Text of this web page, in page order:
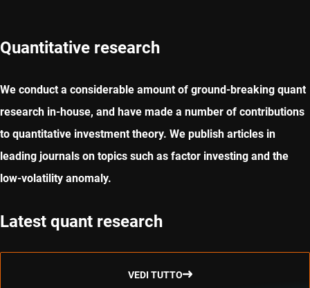
Quantitative research
We conduct a considerable amount of ground-breaking quant
research in-house, and have made a number of contributions
to quantitative investment theory. We publish articles in
leading journals on topics such as factor investing and the
low-volatility anomaly.
Latest quant research
VEDI TUTTO